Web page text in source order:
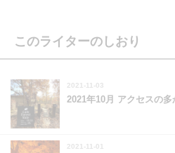
このライターのしおり
2021-11-03
2021年10月 アクセスの多
2021-11-01